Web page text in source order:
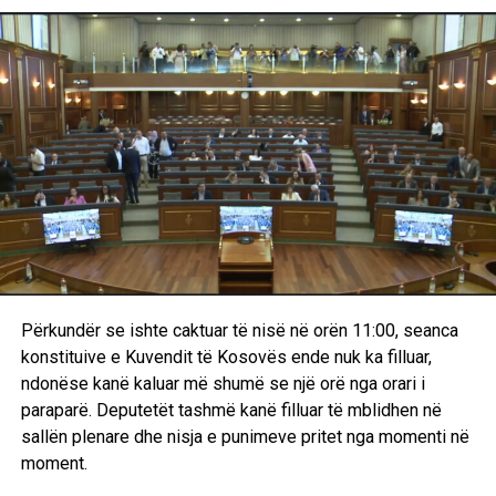
se nuk dëshiron që procesi i votimit të presidentit të
mbështetet vetëm te deputetët e LVV-së dhe ata të
komuniteteve joserbe.
Pas përplasjeve në Kuvend: Opozita fajëson Lëvizjen
Vetëvendosje për krizë, LVV-ja i përgjigjet me akuza
për sulme
Zhvillimet e sotme dhe ndërprerja e seancës në Kuvendin
e Kosovës kanë nxitur një seri reagimesh të ashpra mes
përfaqësuesve të pozitës dhe opozitës. Derisa Lëvizja
kryeministrit, përfaqësuesit e PDK-së dhe LDK-së e
shohin Lëvizjen Vetëvendosje si përgjegjësen kryesore
për bllokadën dhe përshkallëzimin e situatës.
Basha: Kurti i fton për diskutim, këta sulmojnë e
ofendojnë
Përkundër se ishte caktuar të nisë në orën 11:00, seanca
konstituive e Kuvendit të Kosovës ende nuk ka filluar,
ndonëse kanë kaluar më shumë se një orë nga orari i
paraparë. Deputetët tashmë kanë filluar të mblidhen në
sallën plenare dhe nisja e punimeve pritet nga momenti në
moment.